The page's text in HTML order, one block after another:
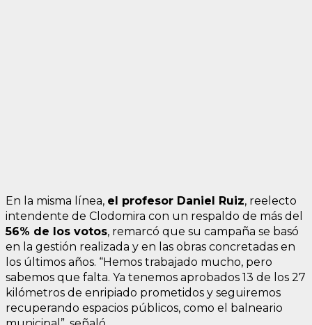
En la misma línea, el profesor Daniel Ruiz, reelecto
intendente de Clodomira con un respaldo de más del
56% de los votos, remarcó que su campaña se basó
en la gestión realizada y en las obras concretadas en
los últimos años. “Hemos trabajado mucho, pero
sabemos que falta. Ya tenemos aprobados 13 de los 27
kilómetros de enripiado prometidos y seguiremos
recuperando espacios públicos, como el balneario